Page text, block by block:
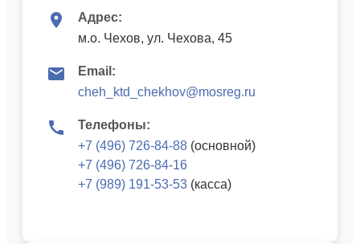
Адрес:
м.о. Чехов, ул. Чехова, 45
Email:
cheh_ktd_chekhov@mosreg.ru
Телефоны:
+7 (496) 726-84-88 (основной)
+7 (496) 726-84-16
+7 (989) 191-53-53 (касса)